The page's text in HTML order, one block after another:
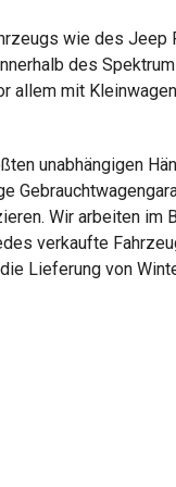
wie des Jeep
des
allem mit
unabhängigen
Wir arbeiten im
verkaufte
Lieferung von